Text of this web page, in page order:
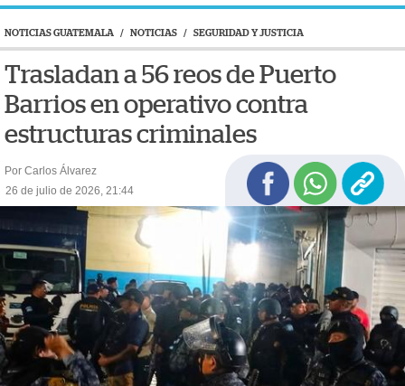
NOTICIAS GUATEMALA / NOTICIAS / SEGURIDAD Y JUSTICIA
Trasladan a 56 reos de Puerto
Barrios en operativo contra
estructuras criminales
Por Carlos Álvarez
26 de julio de 2026, 21:44